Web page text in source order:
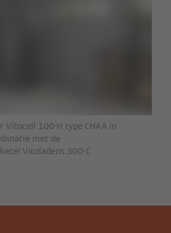
Vitocell 100-H type CHAA in
met de
Vitoladens 300-C